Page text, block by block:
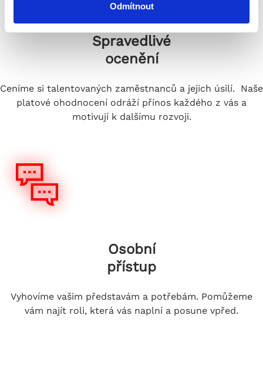
Odmítnout
Spravedlivé
ocenění
Ceníme si talentovaných zaměstnanců a jejich úsilí. Naše
platové ohodnocení odráží přínos každého z vás a
motivují k dalšímu rozvoji.
Osobní
přístup
Vyhovíme vašim představám a potřebám. Pomůžeme
vám najít roli, která vás naplní a posune vpřed.